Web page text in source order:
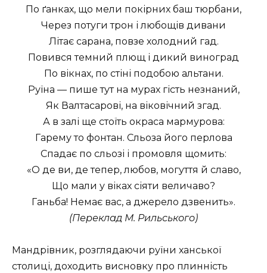
По ґанках, що мели покірних баш тюрбани,
Через потуги трон і любощів дивани
Літає сарана, повзе холодний гад.
Повився темний плющ і дикий виноград
По вікнах, по стіні подобою альтани.
Руїна — пише тут на мурах гість незнаний,
Як Валтасарові, на віковічний згад.
А в залі ще стоїть окраса мармурова:
Гарему то фонтан. Сльоза його перлова
Спадає по сльозі і промовля щомить:
«О де ви, де тепер, любов, могуття й славо,
Що мали у віках сіяти величаво?
Ганьба! Немає вас, а джерело дзвенить».
(Переклад М. Рильського)
Мандрівник, розглядаючи руїни ханської
столиці, доходить висновку про плинність